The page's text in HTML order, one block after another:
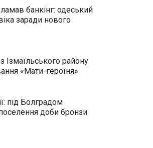
банкінг: одеський
заради нового
Ізмаїльського району
«Мати-героїня»
під Болградом
доби бронзи